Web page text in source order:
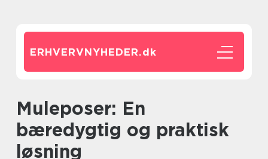
ERHVERVNYHEDER.dk
Muleposer: En
bæredygtig og praktisk
løsning